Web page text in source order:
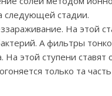
следующей стадии.
На этой
А фильтры
На этой ступени
только та